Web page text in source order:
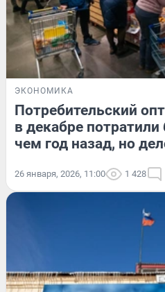
ЭКОНОМИКА
Потребительский
в декабре
чем год назад, но
26 января, 2026, 11:00 1 428